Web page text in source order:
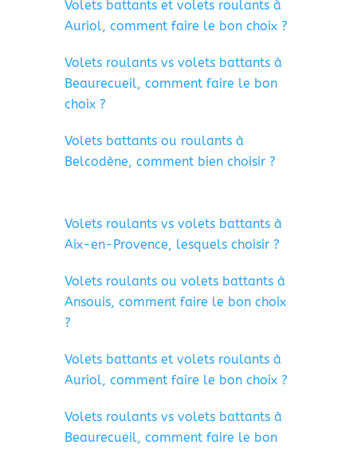
Volets battants et volets roulants à
Auriol, comment faire le bon choix ?
Volets roulants vs volets battants à
Beaurecueil, comment faire le bon
choix ?
Volets battants ou roulants à
Belcodène, comment bien choisir ?
Volets roulants vs volets battants à
Aix-en-Provence, lesquels choisir ?
Volets roulants ou volets battants à
Ansouis, comment faire le bon choix
?
Volets battants et volets roulants à
Auriol, comment faire le bon choix ?
Volets roulants vs volets battants à
Beaurecueil, comment faire le bon